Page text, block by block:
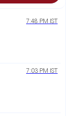
7:48 PM IST
7:03 PM IST